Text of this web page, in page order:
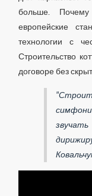
больше.
европейские
технологии с
Строительство
договоре без